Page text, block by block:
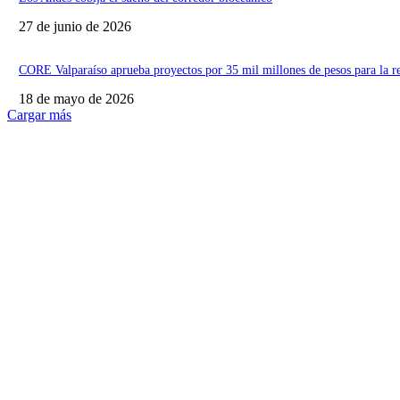
27 de junio de 2026
CORE Valparaíso aprueba proyectos por 35 mil millones de pesos para la
18 de mayo de 2026
Cargar más